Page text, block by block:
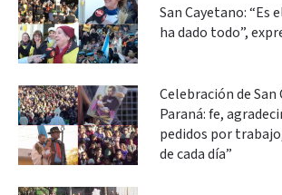
San Cayetano: “Es
ha dado todo”,
Celebración de San
Paraná: fe,
pedidos por trabajo, salud y “el pan
de cada día”